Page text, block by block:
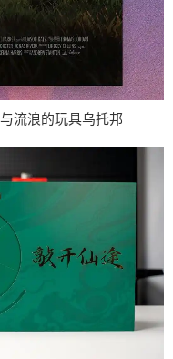
流浪的玩具乌托邦